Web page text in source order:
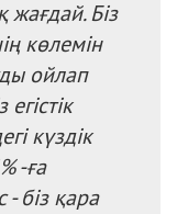
жағдай. Біз
көлемін
ойлап
күздік
-ға
- біз қара